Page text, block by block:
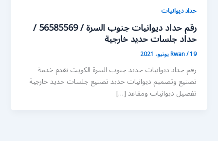
حداد ديوانيات
رقم حداد ديوانيات جنوب السرة / 56585569 /
حداد جلسات حديد خارجية
Rwan/19 يونيو، 2021
رقم حداد ديوانيات حديد جنوب السرة الكويت نقدم خدمة
تصنيع وتصميم ديوانيات حديد تصنيع جلسات حديد خارجية
تفصيل ديوانيات ومقاعد […]